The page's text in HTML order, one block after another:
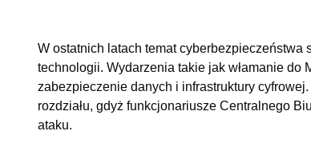
W ostatnich latach temat cyberbezpieczeństwa
technologii. Wydarzenia takie jak włamanie
zabezpieczenie danych i infrastruktury
rozdziału, gdyż funkcjonariusze Centralnego
ataku.